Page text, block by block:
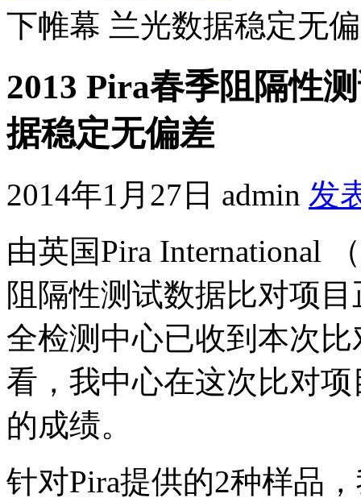
下帷幕 兰光数据稳定无
2013 Pira春季阻隔性
据稳定无偏差
2014年1月27日 admin 发
由英国Pira International
阻隔性测试数据比对项
全检测中心已收到本次
看，我中心在这次比对
的成绩。
针对Pira提供的2种样品